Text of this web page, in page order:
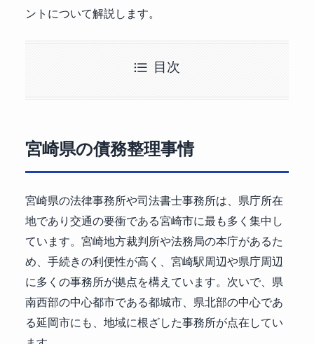
ントについて解説します。
目次
宮崎県の債務整理事情
宮崎県の法律事務所や司法書士事務所は、県庁所在
地であり交通の要衝である宮崎市に最も多く集中し
ています。宮崎地方裁判所や法務局の本庁があるた
め、手続きの利便性が高く、宮崎駅周辺や県庁周辺
に多くの事務所が拠点を構えています。次いで、県
南西部の中心都市である都城市、県北部の中心であ
る延岡市にも、地域に根ざした事務所が点在してい